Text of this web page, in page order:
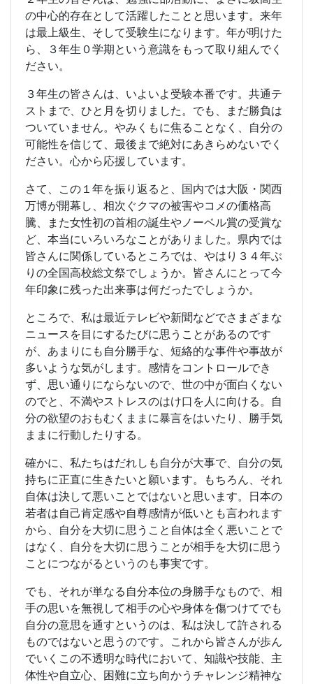
の中心的存在として活躍したことと思います。来年
は最上級生、そして受験生になります。年が明けた
ら、３年生０学期という意識をもって取り組んでく
ださい。
３年生の皆さんは、いよいよ受験本番です。共通テ
ストまで、ひと月を切りました。でも、まだ勝負は
ついていません。やみくもに焦ることなく、自分の
可能性を信じて、最後まで絶対にあきらめないでく
ださい。心から応援しています。
さて、この１年を振り返ると、国内では大阪・関西
万博が開幕し、相次ぐクマの被害やコメの価格高
騰、また女性初の首相の誕生やノーベル賞の受賞な
ど、本当にいろいろなことがありました。県内では
皆さんに関係しているところでは、やはり３４年ぶ
りの全国高校総文祭でしょうか。皆さんにとって今
年印象に残った出来事は何だったでしょうか。
ところで、私は最近テレビや新聞などでさまざまな
ニュースを目にするたびに思うことがあるのです
が、あまりにも自分勝手な、短絡的な事件や事故が
多いような気がします。感情をコントロールでき
ず、思い通りにならないので、世の中が面白くない
のでと、不満やストレスのはけ口を人に向ける。自
分の欲望のおもむくままに暴言をはいたり、勝手気
ままに行動したりする。
確かに、私たちはだれしも自分が大事で、自分の気
持ちに正直に生きたいと願います。もちろん、それ
自体は決して悪いことではないと思います。日本の
若者は自己肯定感や自尊感情が低いとも言われます
から、自分を大切に思うこと自体は全く悪いことで
はなく、自分を大切に思うことが相手を大切に思う
ことにつながるというのも事実です。
でも、それが単なる自分本位の身勝手なもので、相
手の思いを無視して相手の心や身体を傷つけてでも
自分の意思を通すというのは、私は決して許される
ものではないと思うのです。これから皆さんが歩ん
でいくこの不透明な時代において、知識や技能、主
体性や自立心、困難に立ち向かうチャレンジ精神な